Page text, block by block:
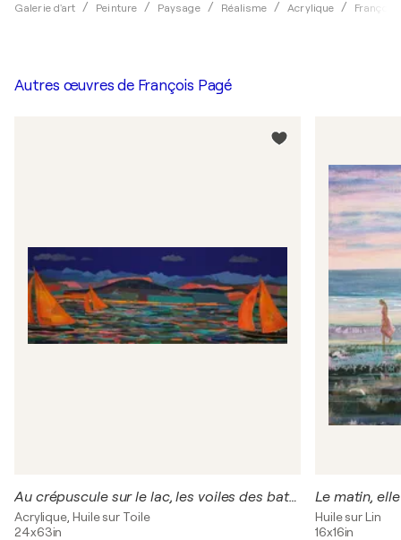
Galerie d'art Peinture Paysage Réalisme Acrylique François
Autres œuvres de François Pagé
Au crépuscule sur le lac, les voiles des bateaux se souvenaient du soleil quand elles claquaient sous les rayons chauds du zénith. Elles glissaient en sautant parfois les flots comme sur un tapis persans, accélérant à la vue du port où elles s'endormiraie
Acrylique, Huile sur Toile
24x63in
Huile sur Lin
16x16in